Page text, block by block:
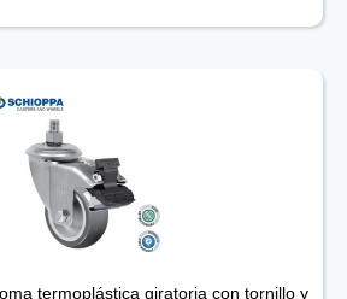
termoplástica giratoria con tornillo y